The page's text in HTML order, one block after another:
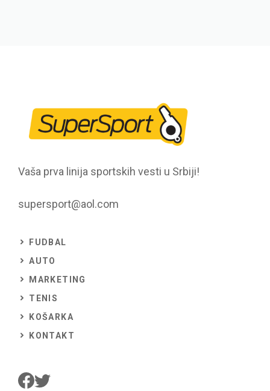
Vaša prva linija sportskih vesti u Srbiji!
supersport@aol.com
FUDBAL
AUTO
MARKETING
TENIS
KOŠARKA
KONTAKT